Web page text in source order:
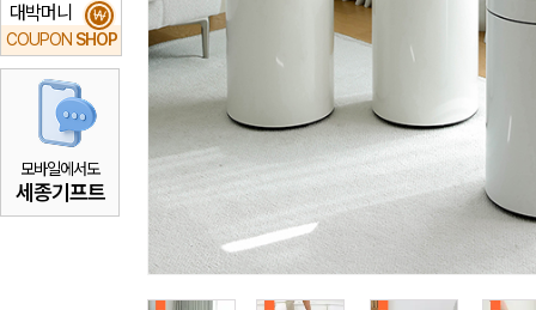
대박머니
COUPON SHOP
₩
모바일에서도
세종기프트